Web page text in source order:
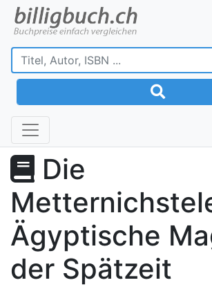
Die
Ägyptische
der Spätzeit